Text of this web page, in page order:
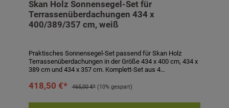
Skan Holz Sonnensegel-Set für
Terrassenüberdachungen 434 x
400/389/357 cm, weiß
Praktisches Sonnensegel-Set passend für Skan Holz
Terrassenüberdachungen in der Größe 434 x 400 cm, 434 x
389 cm und 434 x 357 cm. Komplett-Set aus 4
100 % UV-stabilem, textilem Polyester in weiß sowie
Schutzkappe, Laufhaken und Stoppern. Sonnensegel
418,50 €* 465,00 €* (10% gespart)